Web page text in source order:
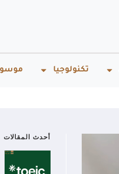
تكنولوجيا
أحدث المقالات